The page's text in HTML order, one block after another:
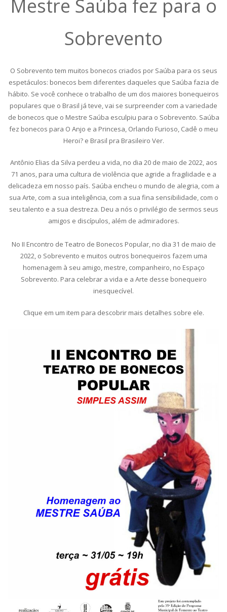
Mestre Saúba fez para o
Sobrevento
O Sobrevento tem muitos bonecos criados por Saúba para os seus
espetáculos: bonecos bem diferentes daqueles que Saúba fazia de
hábito. Se você conhece o trabalho de um dos maiores bonequeiros
populares que o Brasil já teve, vai se surpreender com a variedade
de bonecos que o Mestre Saúba esculpiu para o Sobrevento. Saúba
fez bonecos para O Anjo e a Princesa, Orlando Furioso, Cadê o meu
Heroi? e Brasil pra Brasileiro Ver.
Antônio Elias da Silva perdeu a vida, no dia 20 de maio de 2022, aos
71 anos, para uma cultura de violência que agride a fragilidade e a
delicadeza em nosso país. Saúba encheu o mundo de alegria, com a
sua Arte, com a sua inteligência, com a sua fina sensibilidade, com o
seu talento e a sua destreza. Deu a nós o privilégio de sermos seus
amigos e discípulos, além de admiradores.
No II Encontro de Teatro de Bonecos Popular, no dia 31 de maio de
2022, o Sobrevento e muitos outros bonequeiros fazem uma
homenagem à seu amigo, mestre, companheiro, no Espaço
Sobrevento. Para celebrar a vida e a Arte desse bonequeiro
inesquecível.
Clique em um item para descobrir mais detalhes sobre ele.